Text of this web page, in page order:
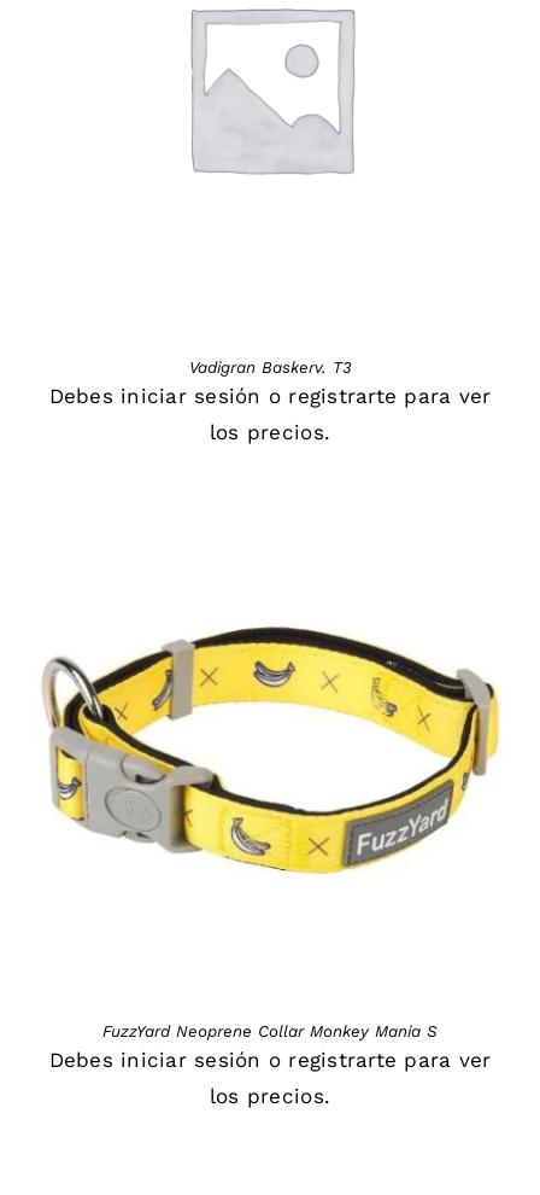
DETAILS
Vadigran Baskerv. T3
Debes iniciar sesión o registrarte para ver
los precios.
FuzzYard Neoprene Collar Monkey Mania S
Debes iniciar sesión o registrarte para ver
los precios.